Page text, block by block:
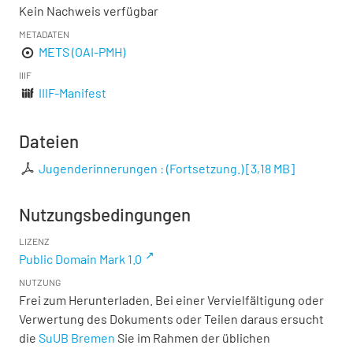
Kein Nachweis verfügbar
METADATEN
METS (OAI-PMH)
IIIF
IIIF-Manifest
Dateien
Jugenderinnerungen : (Fortsetzung.)[3,18 MB]
Nutzungsbedingungen
LIZENZ
Public Domain Mark 1.0
NUTZUNG
Frei zum Herunterladen. Bei einer Vervielfältigung oder
Verwertung des Dokuments oder Teilen daraus ersucht
die SuUB Bremen Sie im Rahmen der üblichen